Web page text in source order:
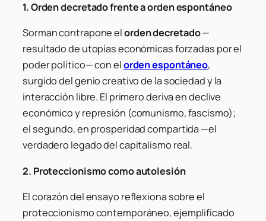
1. Orden decretado frente a orden espontáneo
Sorman contrapone elorden decretado—
resultado de utopías económicas forzadas por el
poder político— con elorden espontáneo,
surgido del genio creativo de la sociedad y la
interacción libre. El primero deriva en declive
económico y represión (comunismo, fascismo);
el segundo, en prosperidad compartida —el
verdadero legado del capitalismo real.
2. Proteccionismo como autolesión
El corazón del ensayo reflexiona sobre el
proteccionismo contemporáneo, ejemplificado